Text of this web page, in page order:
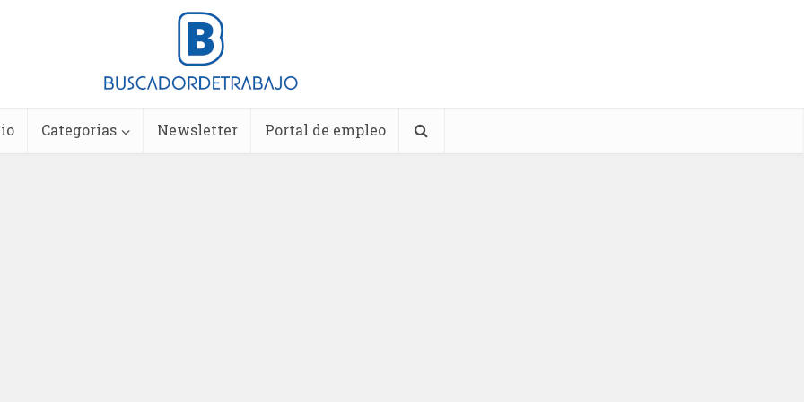
Categorias Newsletter Portal de empleo